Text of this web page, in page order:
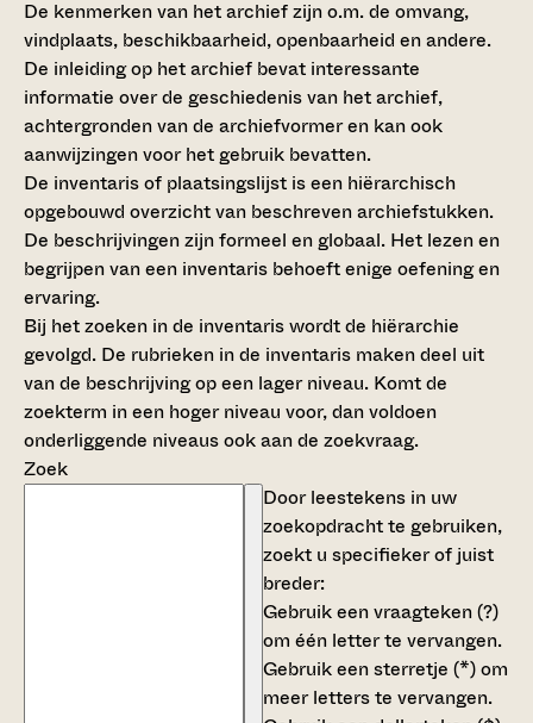
De kenmerken van het archief zijn o.m. de omvang,
vindplaats, beschikbaarheid, openbaarheid en andere.
De inleiding op het archief bevat interessante
informatie over de geschiedenis van het archief,
achtergronden van de archiefvormer en kan ook
aanwijzingen voor het gebruik bevatten.
De inventaris of plaatsingslijst is een hiërarchisch
opgebouwd overzicht van beschreven archiefstukken.
De beschrijvingen zijn formeel en globaal. Het lezen en
begrijpen van een inventaris behoeft enige oefening en
ervaring.
Bij het zoeken in de inventaris wordt de hiërarchie
gevolgd. De rubrieken in de inventaris maken deel uit
van de beschrijving op een lager niveau. Komt de
zoekterm in een hoger niveau voor, dan voldoen
onderliggende niveaus ook aan de zoekvraag.
Zoek
Door leestekens in uw
zoekopdracht te gebruiken,
zoekt u specifieker of juist
breder:
Gebruik eenvraagteken (?)
om één letter te vervangen.
Gebruik eensterretje (*)om
meer letters te vervangen.